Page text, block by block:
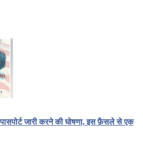
जारी करने की घोषणा, इस फ़ैसले से एक